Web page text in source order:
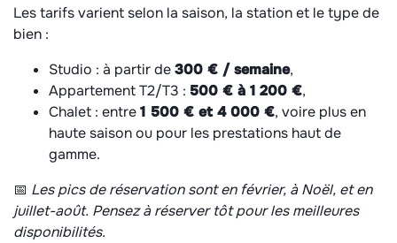
Les tarifs varient selon la saison, la station et le type de
bien :
Studio : à partir de300 € / semaine,
Appartement T2/T3 : 500 € à 1 200 €,
Chalet : entre1 500 € et 4 000 €, voire plus en
haute saison ou pour les prestations haut de
gamme.
📅 Les pics de réservation sont en février, à Noël, et en
juillet-août. Pensez à réserver tôt pour les meilleures
disponibilités.